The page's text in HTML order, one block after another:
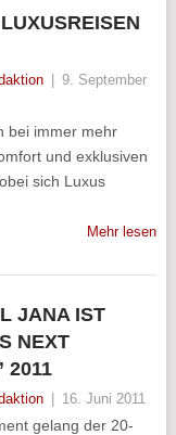
9. September
bei immer mehr
und exklusiven
sich Luxus
Mehr lesen
JANA IST
NEXT
2011
16. Juni 2011
gelang der 20-